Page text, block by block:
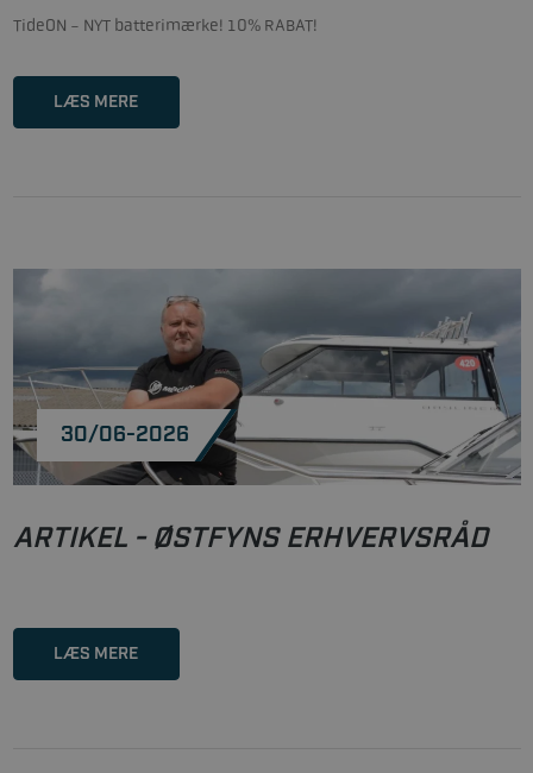
TideON - NYT batterimærke! 10% RABAT!
LÆS MERE
30/06-2026
ARTIKEL - ØSTFYNS ERHVERVSRÅD
LÆS MERE